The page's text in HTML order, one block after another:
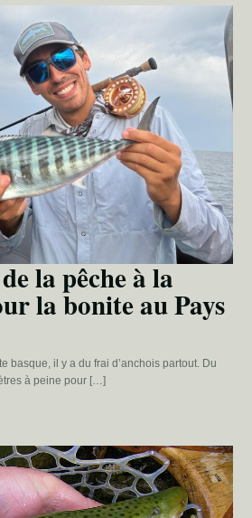
la pêche à la
la bonite au Pays
basque, il y a du frai d’anchois partout. Du
à peine pour […]